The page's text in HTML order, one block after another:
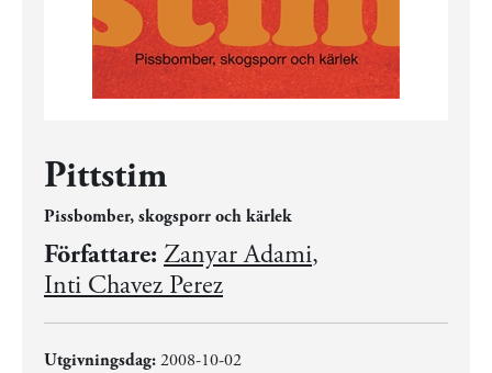
Pittstim
Pissbomber, skogsporr och kärlek
Författare: Zanyar Adami,
Inti Chavez Perez
Utgivningsdag:2008-10-02